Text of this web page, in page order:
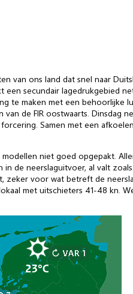
van ons land dat snel naar
secundair lagedrukgebied
te maken met een behoorlijke
de FIR oostwaarts. Dinsdag
Samen met een
niet goed opgepakt.
de neerslaguitvoer, al valt
zeker voor wat betreft de
met uitschieters 41-48 kn.